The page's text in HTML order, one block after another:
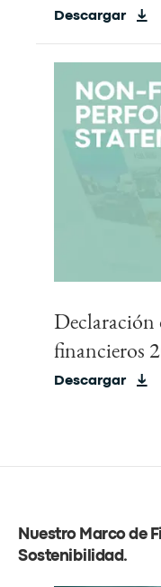
Descargar
Declaración
financieros
Descargar
Nuestro Marco de
Sostenibilidad .